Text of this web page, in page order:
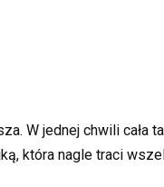
W jednej chwili cała
która nagle traci